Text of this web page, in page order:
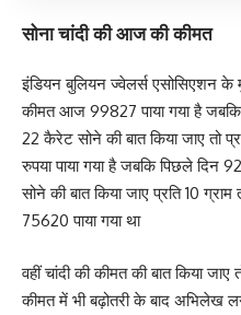
सोना चांदी की आज की कीमत
इंडियन बुलियन ज्वेलर्स एसोसिएशन के
कीमत आज 99827 पाया गया है जबकि
22 कैरेट सोने की बात किया जाए तो
रुपया पाया गया है जबकि पिछले दिन
सोने की बात किया जाए प्रति 10
75620 पाया गया था
वहीं चांदी की कीमत की बात किया
कीमत में भी बढ़ोतरी के बाद अभिलेख